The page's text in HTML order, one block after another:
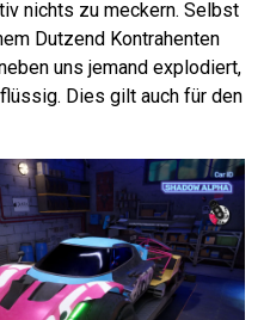
nichts zu meckern. Selbst
Dutzend Kontrahenten
uns jemand explodiert,
Dies gilt auch für den